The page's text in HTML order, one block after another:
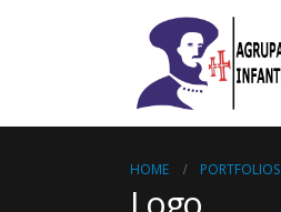
HOME PORTFOLIOS